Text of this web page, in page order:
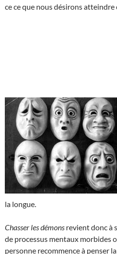
ce ce que nous désirons atteindre
la longue.
Chasser les démons revient donc à
de processus mentaux morbides
personne recommence à penser